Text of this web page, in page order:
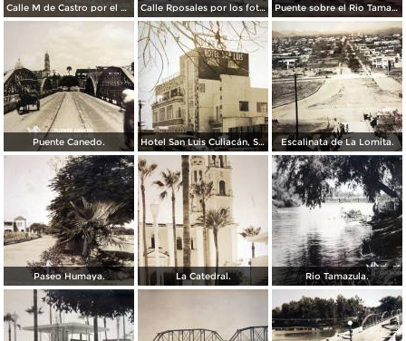
Calle M de Castro por el Fotógrafo A. W. Lohn. Calle Rposales por los fotografos Yanez y Zanzueta.. Puente sobre el Rio Tamazula por los fotografos Yanez y Zanzueta.
Puente Canedo. Hotel San Luis Culiacán, Sinaloa. Escalinata de La Lomita.
Paseo Humaya. La Catedral. Rio Tamazula.